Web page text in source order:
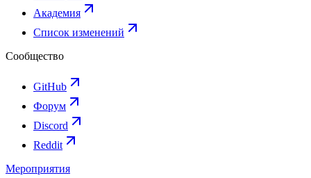
Академия
Список изменений
Сообщество
GitHub
Форум
Discord
Reddit
Мероприятия